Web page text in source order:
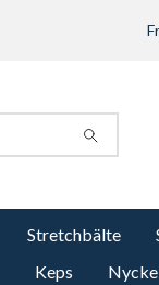
Stretchbälte
Keps